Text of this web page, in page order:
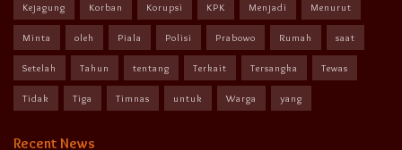
Kejagung Korban Korupsi KPK Menjadi Menurut
Minta oleh Piala Polisi Prabowo Rumah saat
Setelah Tahun tentang Terkait Tersangka Tewas
Tidak Tiga Timnas untuk Warga yang
Recent News